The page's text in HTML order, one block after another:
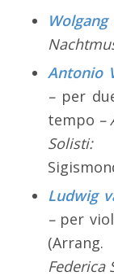
Antonio
– per
tempo –
Solisti:
Ludwig
– per
Federica